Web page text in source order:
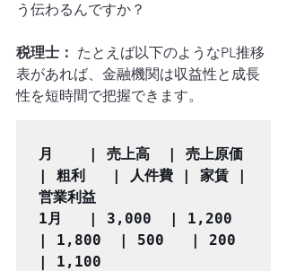
う伝わるんですか？
税理士： たとえば以下のようなPL推移
表があれば、金融機関は収益性と成長
性を短時間で把握できます。
月    | 売上高  | 売上原価
| 粗利   | 人件費 | 家賃 |
営業利益
1月   | 3,000  | 1,200
| 1,800  | 500   | 200
| 1,100